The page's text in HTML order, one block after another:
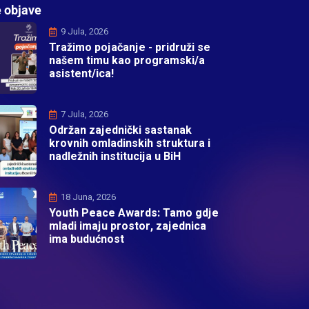
objave
9 Jula, 2026
Tražimo pojačanje - pridruži se
našem timu kao programski/a
asistent/ica!
7 Jula, 2026
Održan zajednički sastanak
krovnih omladinskih struktura i
nadležnih institucija u BiH
18 Juna, 2026
Youth Peace Awards: Tamo gdje
mladi imaju prostor, zajednica
ima budućnost